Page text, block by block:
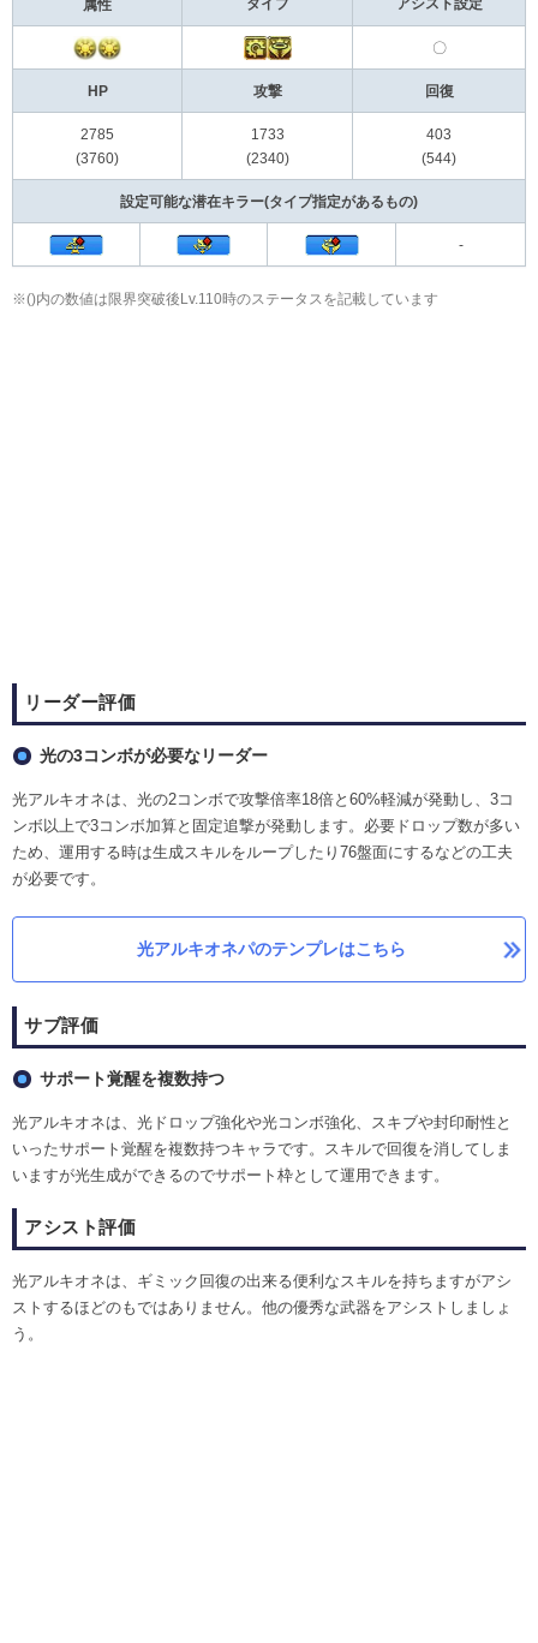
属性 タイプ アシスト設定
〇
HP 攻撃 回復
2785
(3760)
1733
(2340)
403
(544)
設定可能な潜在キラー(タイプ指定があるもの)
-
※()内の数値は限界突破後Lv.110時のステータスを記載しています
リーダー評価
光の3コンボが必要なリーダー
光アルキオネは、光の2コンボで攻撃倍率18倍と60%軽減が発動し、3コ
ンボ以上で3コンボ加算と固定追撃が発動します。必要ドロップ数が多い
ため、運用する時は生成スキルをループしたり76盤面にするなどの工夫
が必要です。
光アルキオネパのテンプレはこちら
サブ評価
サポート覚醒を複数持つ
光アルキオネは、光ドロップ強化や光コンボ強化、スキブや封印耐性と
いったサポート覚醒を複数持つキャラです。スキルで回復を消してしま
いますが光生成ができるのでサポート枠として運用できます。
アシスト評価
光アルキオネは、ギミック回復の出来る便利なスキルを持ちますがアシ
ストするほどのもではありません。他の優秀な武器をアシストしましょ
う。